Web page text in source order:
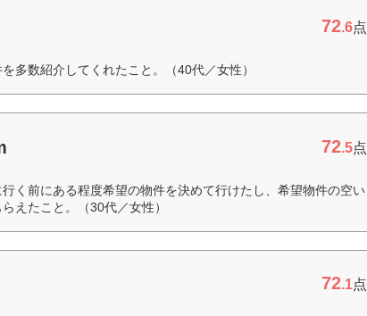
72.6点
多数紹介してくれたこと。（40代／女性）
72.5点
く前にある程度希望の物件を決めて行けたし、希望物件の空い
えたこと。（30代／女性）
72.1点